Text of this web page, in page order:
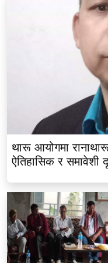
थारू आयोगमा
ऐतिहासिक र समावेशी